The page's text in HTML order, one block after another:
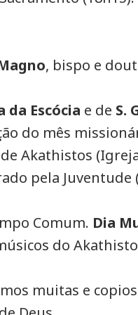
, bispo e
da Escócia e de S.
do mês
Akathistos
pela Juventude
Comum. Dia
do
muitas e